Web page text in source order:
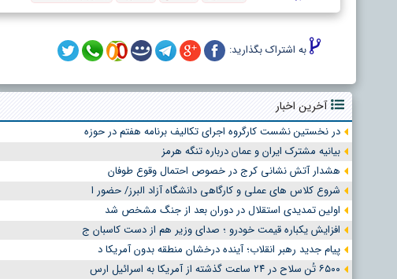
به اشتراک بگذارید:
آخرین اخبار
در نخستین نشست کارگروه اجرای تکالیف برنامه هفتم در حوزه
بیانیه مشترک ایران و عمان درباره تنگه هرمز
هشدار آتش نشانی کرج در خصوص احتمال وقوع طوفان
شروع کلاس های عملی و کارگاهی دانشگاه آزاد البرز/ حضور ا
اولین تمدیدی استقلال در دوران بعد از جنگ مشخص شد
افزایش یکباره قیمت خودرو ؛ صدای وزیر هم از دست کاسبان ج
پیام جدید رهبر انقلاب؛ آینده درخشان منطقه بدون آمریکا د
۶۵۰۰ تُن سلاح در ۲۴ ساعت گذشته از آمریکا به اسرائیل ارس